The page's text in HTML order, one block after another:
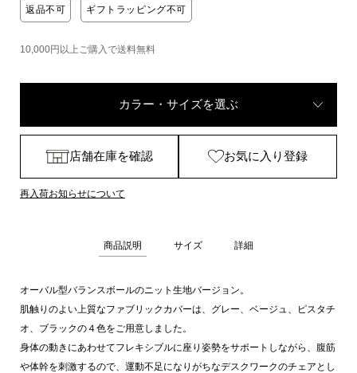
返品不可 ギフトラッピング不可
10,000円以上ご購入で送料無料
カラー・サイズを選ぶ
店舗在庫を確認 お気に入り登録
再入荷お知らせについて
商品説明 サイズ 詳細
オーバル型バランスボールのニット生地バージョン。
肌触りのよい上質なファブリックカバーは、グレー、ベージュ、ピスタチ
オ、ブラックの４色をご用意しました。
身体の動きにあわせてフレキシブルに座り姿勢をサポートしながら、腹筋
や体幹を刺激するので、運動不足になりがちなデスクワークのチェアとし